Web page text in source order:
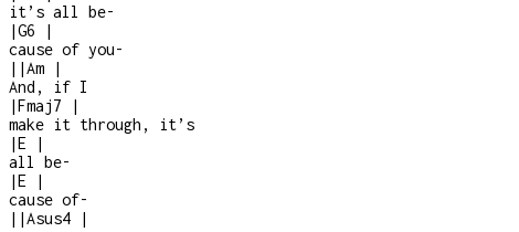
it’s all be-
|G6
|
cause of you-
| |Am
|
And, if I
|Fmaj7
|
make it through, it’s
|E
|
all be-
|E
|
cause of-
| |Asus4
|